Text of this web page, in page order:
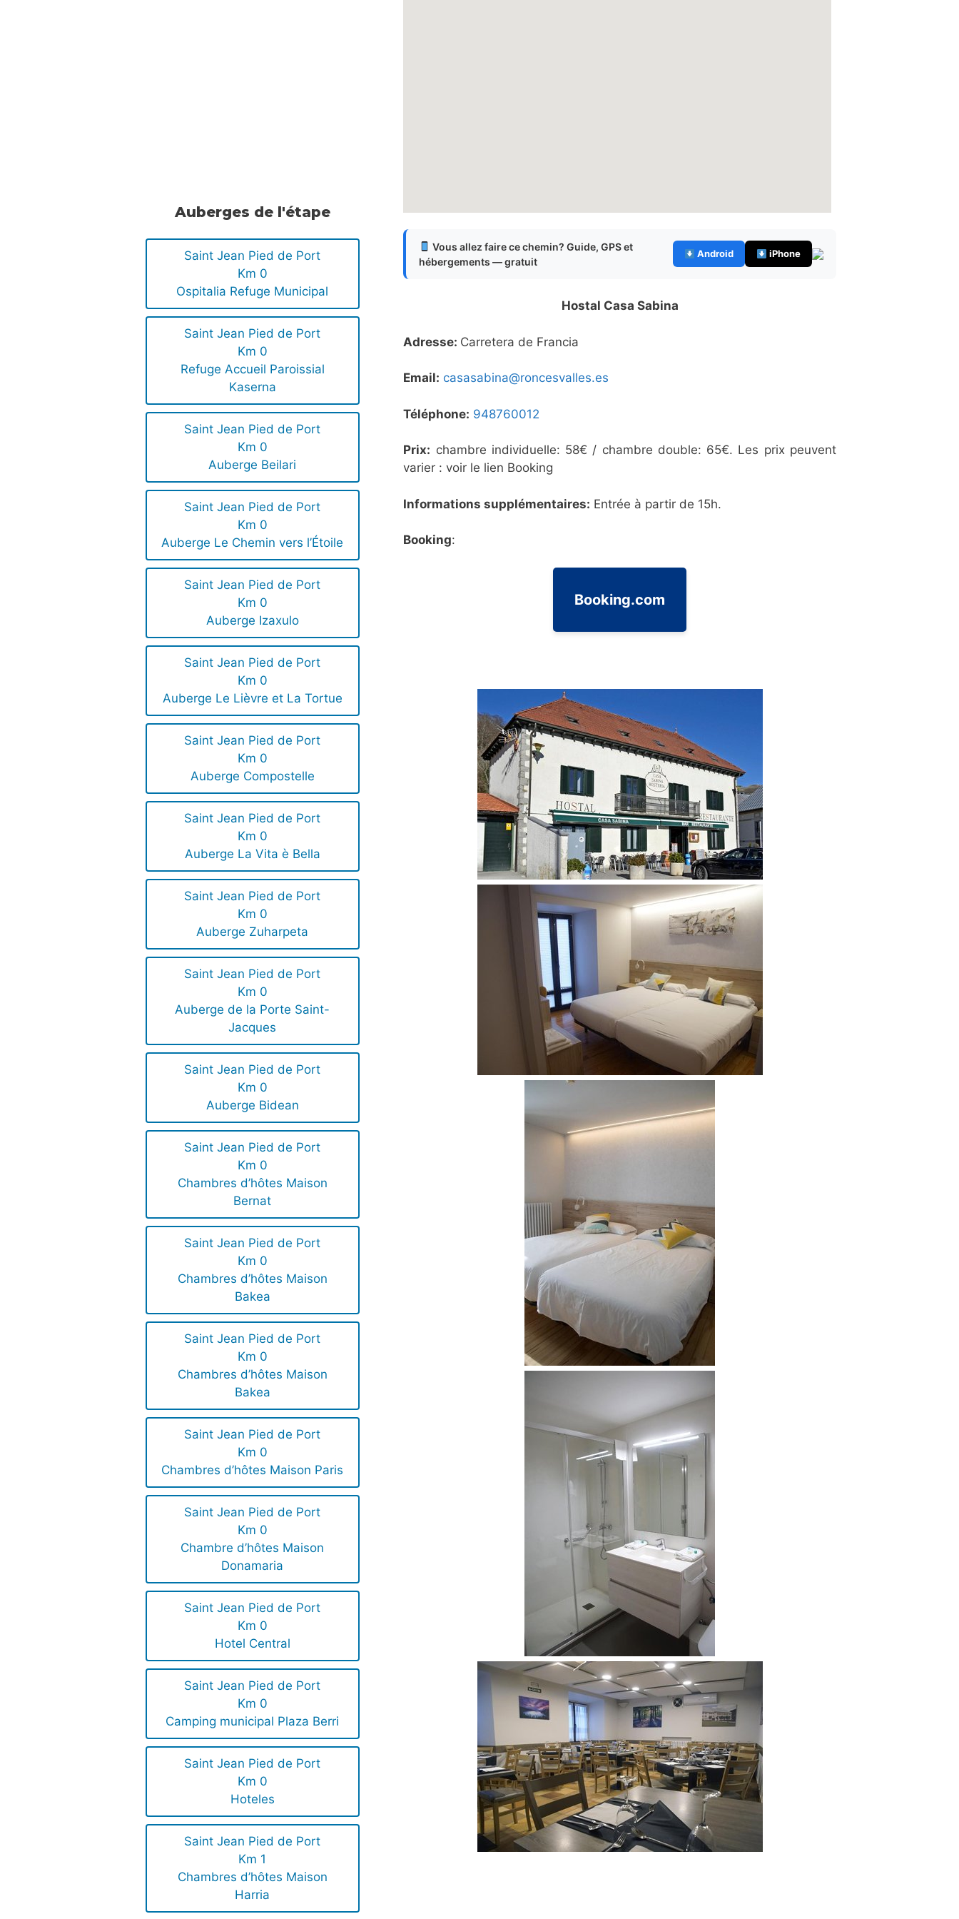
Auberges de l'étape
Saint Jean Pied de Port
Km 0
Ospitalia Refuge Municipal
Saint Jean Pied de Port
Km 0
Refuge Accueil Paroissial
Kaserna
Saint Jean Pied de Port
Km 0
Auberge Beilari
Saint Jean Pied de Port
Km 0
Auberge Le Chemin vers l’Étoile
Saint Jean Pied de Port
Km 0
Auberge Izaxulo
Saint Jean Pied de Port
Km 0
Auberge Le Lièvre et La Tortue
Saint Jean Pied de Port
Km 0
Auberge Compostelle
Saint Jean Pied de Port
Km 0
Auberge La Vita è Bella
Saint Jean Pied de Port
Km 0
Auberge Zuharpeta
Saint Jean Pied de Port
Km 0
Auberge de la Porte Saint-
Jacques
Saint Jean Pied de Port
Km 0
Auberge Bidean
Saint Jean Pied de Port
Km 0
Chambres d’hôtes Maison
Bernat
Saint Jean Pied de Port
Km 0
Chambres d’hôtes Maison
Bakea
Saint Jean Pied de Port
Km 0
Chambres d’hôtes Maison
Bakea
Saint Jean Pied de Port
Km 0
Chambres d’hôtes Maison Paris
Saint Jean Pied de Port
Km 0
Chambre d’hôtes Maison
Donamaria
Saint Jean Pied de Port
Km 0
Hotel Central
Saint Jean Pied de Port
Km 0
Camping municipal Plaza Berri
Saint Jean Pied de Port
Km 0
Hoteles
Saint Jean Pied de Port
Km 1
Chambres d’hôtes Maison
Harria
Vous allez faire ce chemin? Guide, GPS et
hébergements — gratuit
Android iPhone
Hostal Casa Sabina
Adresse: Carretera de Francia
Email: casasabina@roncesvalles.es
Téléphone: 948760012
Prix: chambre individuelle: 58€ / chambre double: 65€. Les prix peuvent
varier : voir le lien Booking
Informations supplémentaires: Entrée à partir de 15h.
Booking:
Booking.com